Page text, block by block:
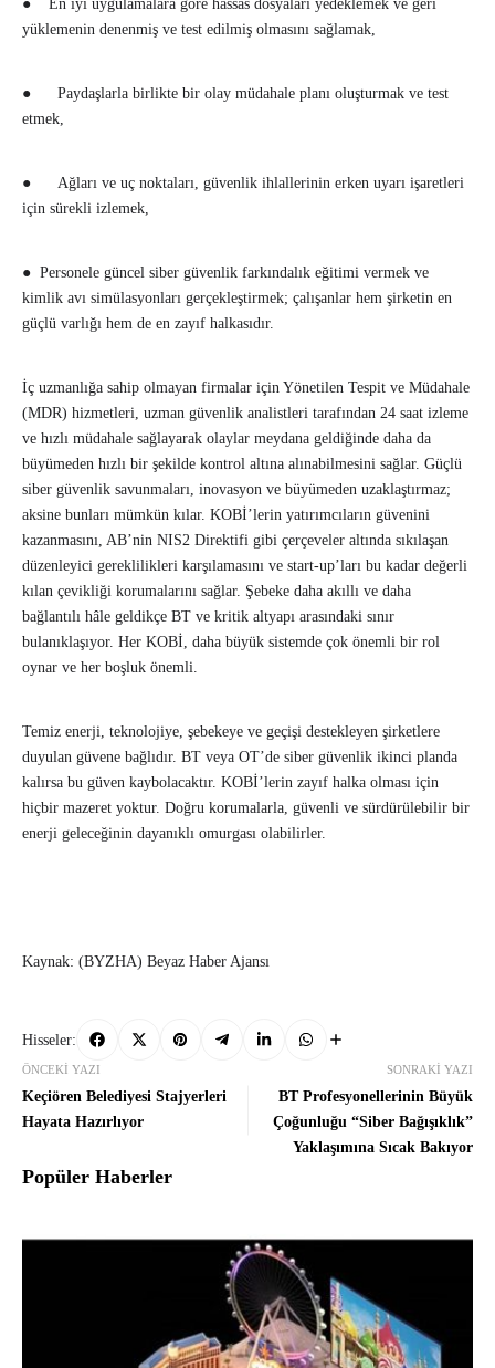
● En iyi uygulamalara göre hassas dosyaları yedeklemek ve geri
yüklemenin denenmiş ve test edilmiş olmasını sağlamak,
● Paydaşlarla birlikte bir olay müdahale planı oluşturmak ve test
etmek,
● Ağları ve uç noktaları, güvenlik ihlallerinin erken uyarı işaretleri
için sürekli izlemek,
● Personele güncel siber güvenlik farkındalık eğitimi vermek ve
kimlik avı simülasyonları gerçekleştirmek; çalışanlar hem şirketin en
güçlü varlığı hem de en zayıf halkasıdır.
İç uzmanlığa sahip olmayan firmalar için Yönetilen Tespit ve Müdahale
(MDR) hizmetleri, uzman güvenlik analistleri tarafından 24 saat izleme
ve hızlı müdahale sağlayarak olaylar meydana geldiğinde daha da
büyümeden hızlı bir şekilde kontrol altına alınabilmesini sağlar. Güçlü
siber güvenlik savunmaları, inovasyon ve büyümeden uzaklaştırmaz;
aksine bunları mümkün kılar. KOBİ’lerin yatırımcıların güvenini
kazanmasını, AB’nin NIS2 Direktifi gibi çerçeveler altında sıkılaşan
düzenleyici gereklilikleri karşılamasını ve start-up’ları bu kadar değerli
kılan çevikliği korumalarını sağlar. Şebeke daha akıllı ve daha
bağlantılı hâle geldikçe BT ve kritik altyapı arasındaki sınır
bulanıklaşıyor. Her KOBİ, daha büyük sistemde çok önemli bir rol
oynar ve her boşluk önemli.
Temiz enerji, teknolojiye, şebekeye ve geçişi destekleyen şirketlere
duyulan güvene bağlıdır. BT veya OT’de siber güvenlik ikinci planda
kalırsa bu güven kaybolacaktır. KOBİ’lerin zayıf halka olması için
hiçbir mazeret yoktur. Doğru korumalarla, güvenli ve sürdürülebilir bir
enerji geleceğinin dayanıklı omurgası olabilirler.
Kaynak: (BYZHA) Beyaz Haber Ajansı
Hisseler:
ÖNCEKI YAZI
Keçiören Belediyesi Stajyerleri
Hayata Hazırlıyor
SONRAKI YAZI
BT Profesyonellerinin Büyük
Çoğunluğu “Siber Bağışıklık”
Yaklaşımına Sıcak Bakıyor
Popüler Haberler